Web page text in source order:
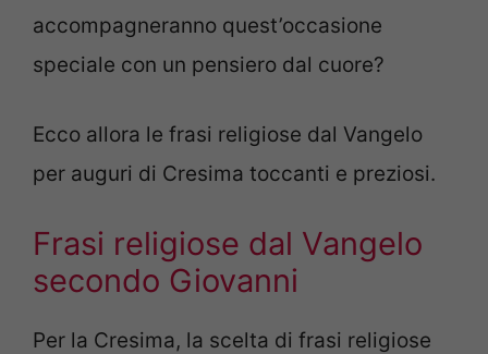
accompagneranno quest’occasione
speciale con un pensiero dal cuore?
Ecco allora le frasi religiose dal Vangelo
per auguri di Cresima toccanti e preziosi.
Frasi religiose dal Vangelo
secondo Giovanni
Per la Cresima, la scelta di frasi religiose